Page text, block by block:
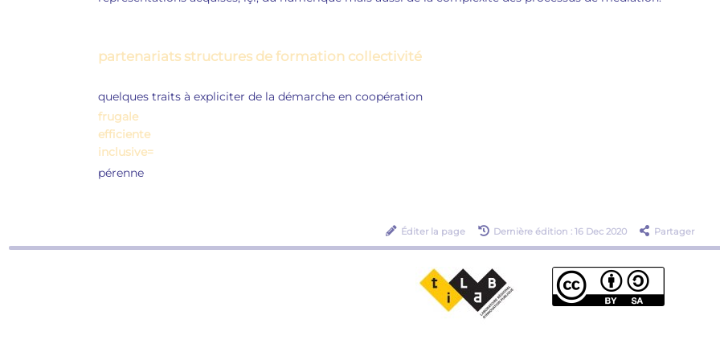
partenariats structures de formation collectivité
quelques traits à expliciter de la démarche en coopération
frugale
efficiente
inclusive=
pérenne
Éditer la page Dernière édition : 16 Dec 2020 Partager